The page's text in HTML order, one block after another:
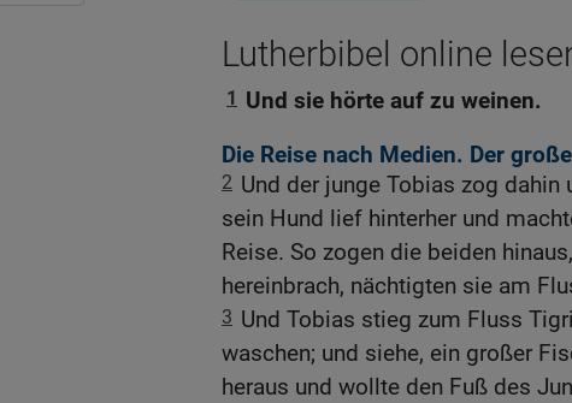
Lutherbibel online
1 Und sie hörte auf zu weinen.
Die Reise nach Medien. Der
2 Und der junge Tobias zog dahin
sein Hund lief hinterher und
Reise. So zogen die beiden
hereinbrach, nächtigten sie am
3 Und Tobias stieg zum Fluss
waschen; und siehe, ein großer
heraus und wollte den Fuß des